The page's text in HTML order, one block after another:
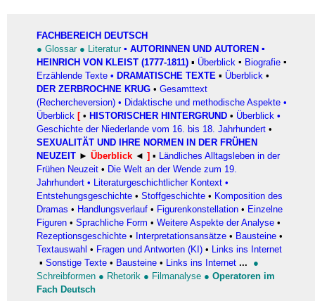
FACHBEREICH DEUTSCH
● Glossar ● Literatur ▪ AUTORINNEN UND AUTOREN ▪
HEINRICH VON KLEIST (1777-1811) ▪ Überblick ▪ Biografie ▪
Erzählende Texte • DRAMATISCHE TEXTE ▪ Überblick •
DER ZERBROCHNE KRUG • Gesamttext
(Rechercheversion) • Didaktische und methodische Aspekte •
Überblick [ • HISTORISCHER HINTERGRUND • Überblick •
Geschichte der Niederlande vom 16. bis 18. Jahrhundert •
SEXUALITÄT UND IHRE NORMEN IN DER FRÜHEN
NEUZEIT ► Überblick ◄ ] ▪ Ländliches Alltagsleben in der
Frühen Neuzeit • Die Welt an der Wende zum 19.
Jahrhundert • Literaturgeschichtlicher Kontext •
Entstehungsgeschichte • Stoffgeschichte • Komposition des
Dramas • Handlungsverlauf • Figurenkonstellation • Einzelne
Figuren • Sprachliche Form • Weitere Aspekte der Analyse •
Rezeptionsgeschichte • Interpretationsansätze • Bausteine •
Textauswahl • Fragen und Antworten (KI) • Links ins Internet
▪ Sonstige Texte • Bausteine • Links ins Internet ...
●
Schreibformen ● Rhetorik ● Filmanalyse ● Operatoren im
Fach Deutsch